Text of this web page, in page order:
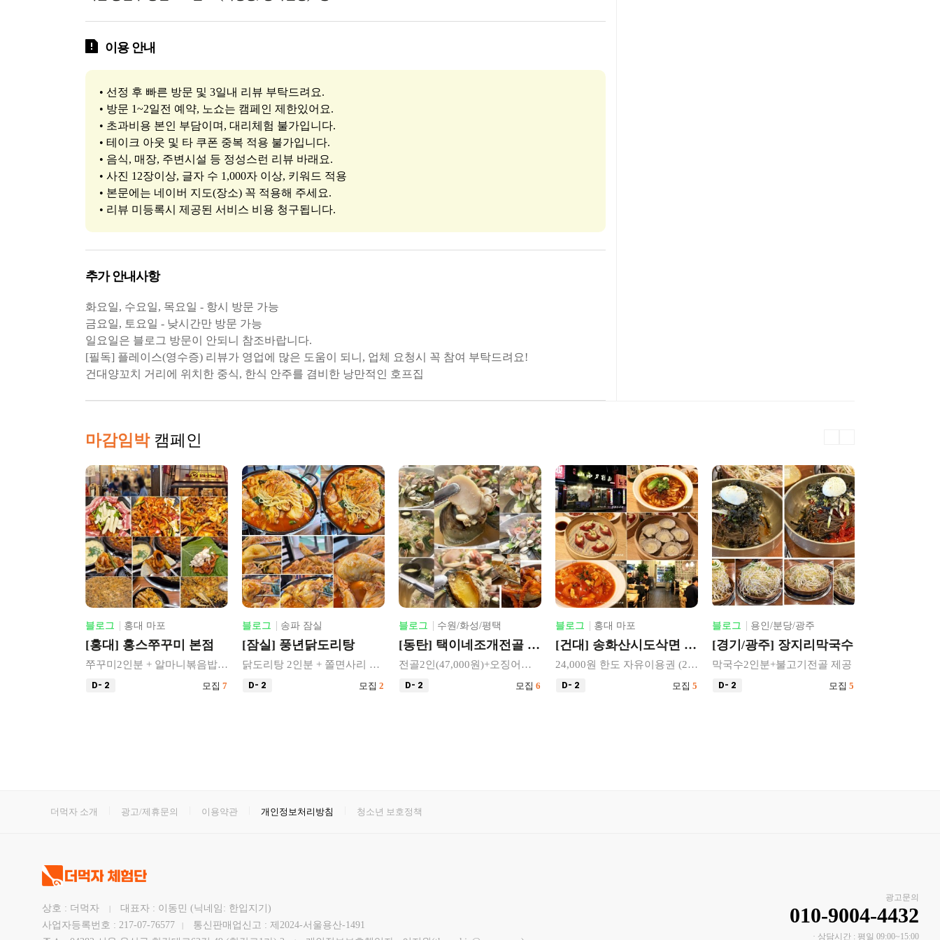
이용 안내
• 선정 후 빠른 방문 및 3일내 리뷰 부탁드려요.
• 방문 1~2일전 예약, 노쇼는 캠페인 제한있어요.
• 초과비용 본인 부담이며, 대리체험 불가입니다.
• 테이크 아웃 및 타 쿠폰 중복 적용 불가입니다.
• 음식, 매장, 주변시설 등 정성스런 리뷰 바래요.
• 사진 12장이상, 글자 수 1,000자 이상, 키워드 적용
• 본문에는 네이버 지도(장소) 꼭 적용해 주세요.
• 리뷰 미등록시 제공된 서비스 비용 청구됩니다.
추가 안내사항
화요일, 수요일, 목요일 - 항시 방문 가능
금요일, 토요일 - 낮시간만 방문 가능
일요일은 블로그 방문이 안되니 참조바랍니다.
[필독] 플레이스(영수증) 리뷰가 영업에 많은 도움이 되니, 업체 요청시 꼭 참여 부탁드려요!
건대양꼬치 거리에 위치한 중식, 한식 안주를 겸비한 낭만적인 호프집
마감임박캠페인
블로그 송파 잠실
[잠실] 풍년닭도리탕
닭도리탕 2인분 + 쫄면사리 제공
D- 2 모집 2
블로그 수원/화성/평택
전골2인(47,000원)+오징어다리튀김+만두튀김+보리밥셀프 무료 제공
D- 2 모집 6
블로그 홍대 마포
[건대] 송화산시도삭면 본점
D- 2 모집 5
블로그 용인/분당/광주
[경기/광주] 장지리막국수
막국수2인분+불고기전골 제공
D- 2 모집 5
블로그 청주/제천/충주
[청주] 신육풍
50,000원 제공 (모든 고기 주문 가능)
D- 2 모집 5
더먹자 소개 광고/제휴문의 이용약관 개인정보처리방침 청소년 보호정책
상호 : 더먹자 |
대표자 : 이동민 (닉네임: 한입지기)
사업자등록번호 : 217-07-76577
|
통신판매업신고 : 제2024-서울용산-1491
광고문의
010-9004-4432
· 상담시간 : 평일 09:00~15:00